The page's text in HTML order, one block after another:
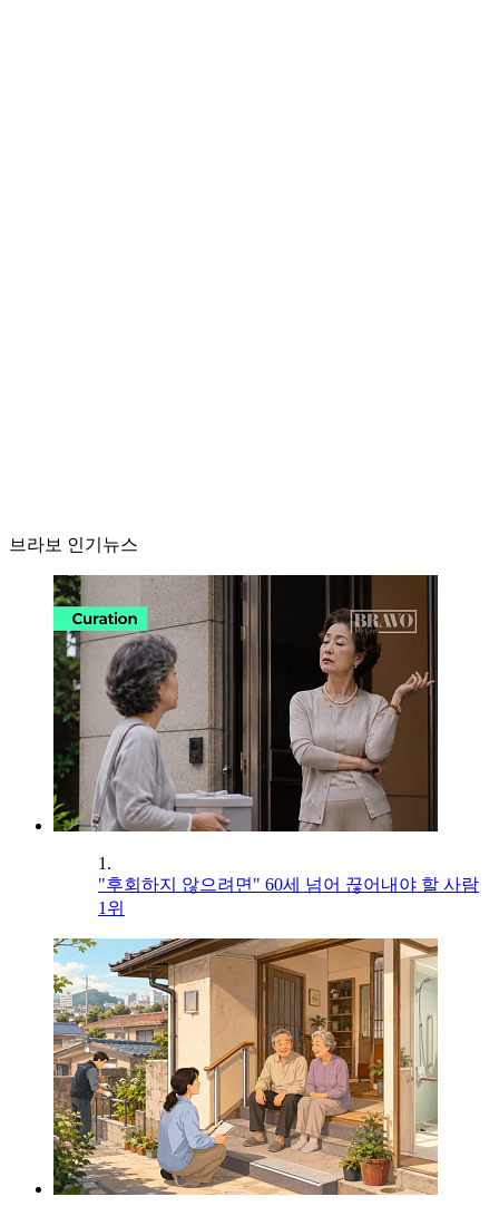
브라보 인기뉴스
1.
"후회하지 않으려면" 60세 넘어 끊어내야 할 사람
1위